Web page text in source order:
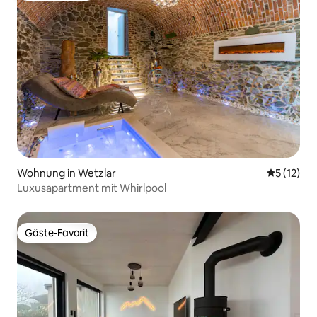
Wohnung in Wetzlar
5 (12)
Luxusapartment mit Whirlpool
Gäste-Favorit
Gäste-Favorit